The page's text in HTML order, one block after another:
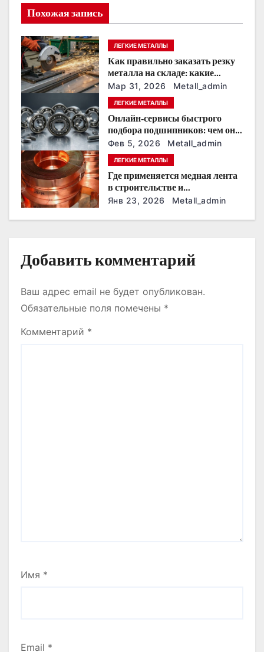
я
п
о
з
а
п
и
с
я
м
Похожая запись
ЛЕГКИЕ МЕТАЛЛЫ
Как правильно заказать резку
металла на складе: какие
размеры и допуски нужно сразу
согласовать с поставщиком
Мар 31, 2026 Metall_admin
ЛЕГКИЕ МЕТАЛЛЫ
Онлайн‑сервисы быстрого
подбора подшипников: чем они
помогают снабженцу на
предприятии
Фев 5, 2026 Metall_admin
ЛЕГКИЕ МЕТАЛЛЫ
Где применяется медная лента
в строительстве и
промышленности
Янв 23, 2026 Metall_admin
Добавить комментарий
Ваш адрес email не будет опубликован.
Обязательные поля помечены *
Комментарий *
Имя *
Email *